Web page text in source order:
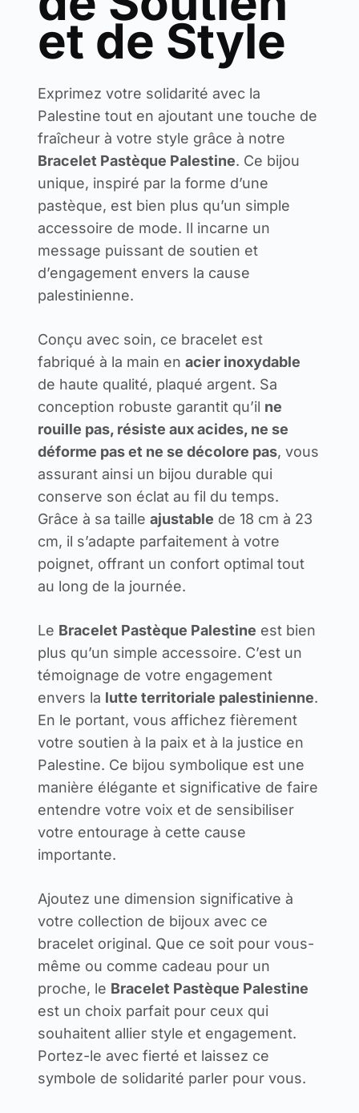
et de Style
Exprimez votre solidarité avec la
Palestine tout en ajoutant une touche de
fraîcheur à votre style grâce à notre
Bracelet Pastèque Palestine. Ce bijou
unique, inspiré par la forme d’une
pastèque, est bien plus qu’un simple
accessoire de mode. Il incarne un
message puissant de soutien et
d’engagement envers la cause
palestinienne.
Conçu avec soin, ce bracelet est
fabriqué à la main en acier inoxydable
de haute qualité, plaqué argent. Sa
conception robuste garantit qu’il ne
rouille pas, résiste aux acides, ne se
déforme pas et ne se décolore pas, vous
assurant ainsi un bijou durable qui
conserve son éclat au fil du temps.
Grâce à sa taille ajustable de 18 cm à 23
cm, il s’adapte parfaitement à votre
poignet, offrant un confort optimal tout
au long de la journée.
Le Bracelet Pastèque Palestine est bien
plus qu’un simple accessoire. C’est un
témoignage de votre engagement
envers la lutte territoriale palestinienne.
En le portant, vous affichez fièrement
votre soutien à la paix et à la justice en
Palestine. Ce bijou symbolique est une
manière élégante et significative de faire
entendre votre voix et de sensibiliser
votre entourage à cette cause
importante.
Ajoutez une dimension significative à
votre collection de bijoux avec ce
bracelet original. Que ce soit pour vous-
même ou comme cadeau pour un
proche, le Bracelet Pastèque Palestine
est un choix parfait pour ceux qui
souhaitent allier style et engagement.
Portez-le avec fierté et laissez ce
symbole de solidarité parler pour vous.